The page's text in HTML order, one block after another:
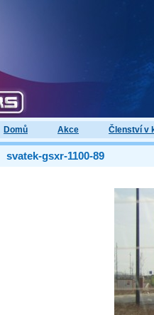
Domů Akce Členství v
svatek-gsxr-1100-89